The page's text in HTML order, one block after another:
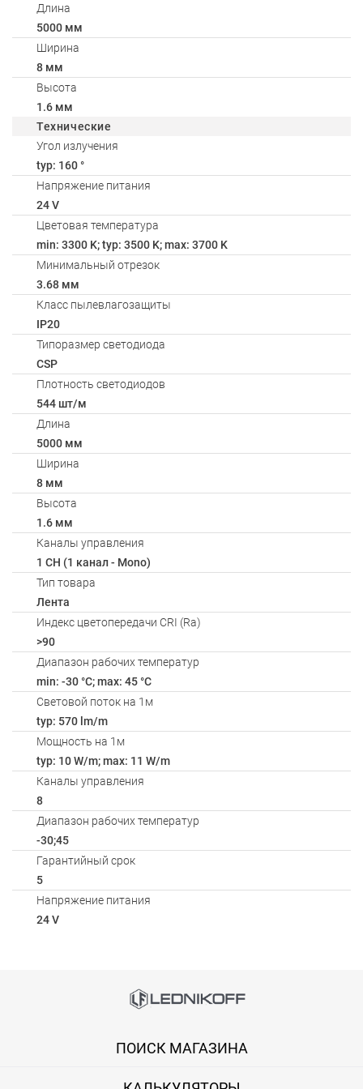
Длина
5000 мм
Ширина
8 мм
Высота
1.6 мм
Технические
Угол излучения
typ: 160 °
Напряжение питания
24 V
Цветовая температура
min: 3300 K; typ: 3500 K; max: 3700 K
Минимальный отрезок
3.68 мм
Класс пылевлагозащиты
IP20
Типоразмер светодиода
CSP
Плотность светодиодов
544 шт/м
Длина
5000 мм
Ширина
8 мм
Высота
1.6 мм
Каналы управления
1 CH (1 канал - Mono)
Тип товара
Лента
Индекс цветопередачи CRI (Ra)
>90
Диапазон рабочих температур
min: -30 °C; max: 45 °C
Световой поток на 1м
typ: 570 lm/m
Мощность на 1м
typ: 10 W/m; max: 11 W/m
Каналы управления
8
Диапазон рабочих температур
-30;45
Гарантийный срок
5
Напряжение питания
24 V
Вы можете оплатить покупку на сайте банковской картой
ПОИСК МАГАЗИНА